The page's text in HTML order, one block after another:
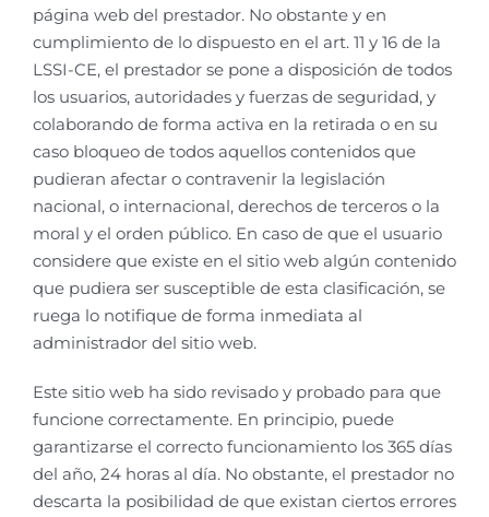
página web del prestador. No obstante y en
cumplimiento de lo dispuesto en el art. 11 y 16 de la
LSSI-CE, el prestador se pone a disposición de todos
los usuarios, autoridades y fuerzas de seguridad, y
colaborando de forma activa en la retirada o en su
caso bloqueo de todos aquellos contenidos que
pudieran afectar o contravenir la legislación
nacional, o internacional, derechos de terceros o la
moral y el orden público. En caso de que el usuario
considere que existe en el sitio web algún contenido
que pudiera ser susceptible de esta clasificación, se
ruega lo notifique de forma inmediata al
administrador del sitio web.
Este sitio web ha sido revisado y probado para que
funcione correctamente. En principio, puede
garantizarse el correcto funcionamiento los 365 días
del año, 24 horas al día. No obstante, el prestador no
descarta la posibilidad de que existan ciertos errores